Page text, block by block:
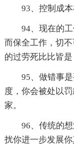
93、控制成本
94、现在的
而保全工作，切
的过劳死比比皆
95、做错事
度，你会被处以
家。
96、传统的
扰你进一步发展你